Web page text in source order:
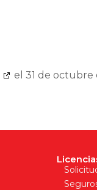
el 31 de octubre